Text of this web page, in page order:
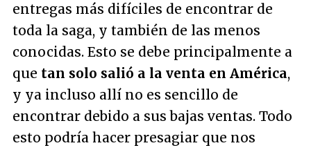
entregas más difíciles de encontrar de
toda la saga, y también de las menos
conocidas. Esto se debe principalmente a
que tan solo salió a la venta en América,
y ya incluso allí no es sencillo de
encontrar debido a sus bajas ventas. Todo
esto podría hacer presagiar que nos